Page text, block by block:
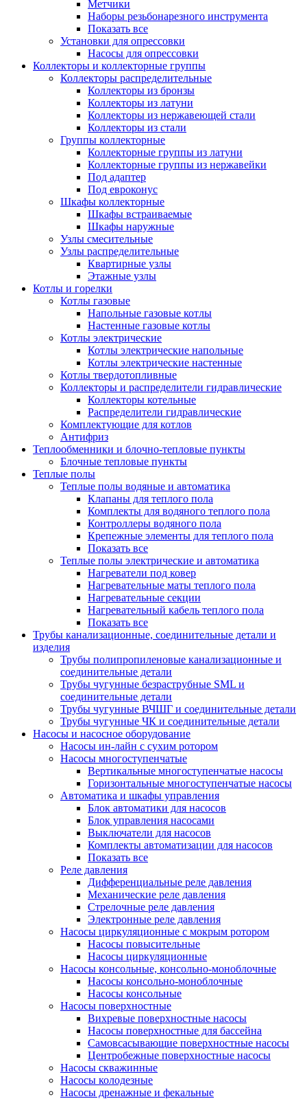
Метчики
Наборы резьбонарезного инструмента
Показать все
Установки для опрессовки
Насосы для опрессовки
Коллекторы и коллекторные группы
Коллекторы распределительные
Коллекторы из бронзы
Коллекторы из латуни
Коллекторы из нержавеющей стали
Коллекторы из стали
Группы коллекторные
Коллекторные группы из латуни
Коллекторные группы из нержавейки
Под адаптер
Под евроконус
Шкафы коллекторные
Шкафы встраиваемые
Шкафы наружные
Узлы смесительные
Узлы распределительные
Квартирные узлы
Этажные узлы
Котлы и горелки
Котлы газовые
Напольные газовые котлы
Настенные газовые котлы
Котлы электрические
Котлы электрические напольные
Котлы электрические настенные
Котлы твердотопливные
Коллекторы и распределители гидравлические
Коллекторы котельные
Распределители гидравлические
Комплектующие для котлов
Антифриз
Теплообменники и блочно-тепловые пункты
Блочные тепловые пункты
Теплые полы
Теплые полы водяные и автоматика
Клапаны для теплого пола
Комплекты для водяного теплого пола
Контроллеры водяного пола
Крепежные элементы для теплого пола
Показать все
Теплые полы электрические и автоматика
Нагреватели под ковер
Нагревательные маты теплого пола
Нагревательные секции
Нагревательный кабель теплого пола
Показать все
Трубы канализационные, соединительные детали и
изделия
Трубы полипропиленовые канализационные и
соединительные детали
Трубы чугунные безраструбные SML и
соединительные детали
Трубы чугунные ВЧШГ и соединительные детали
Трубы чугунные ЧК и соединительные детали
Насосы и насосное оборудование
Насосы ин-лайн с сухим ротором
Насосы многоступенчатые
Вертикальные многоступенчатые насосы
Горизонтальные многоступенчатые насосы
Автоматика и шкафы управления
Блок автоматики для насосов
Блок управления насосами
Выключатели для насосов
Комплекты автоматизации для насосов
Показать все
Реле давления
Дифференциальные реле давления
Механические реле давления
Стрелочные реле давления
Электронные реле давления
Насосы циркуляционные с мокрым ротором
Насосы повысительные
Насосы циркуляционные
Насосы консольные, консольно-моноблочные
Насосы консольно-моноблочные
Насосы консольные
Насосы поверхностные
Вихревые поверхностные насосы
Насосы поверхностные для бассейна
Самовсасывающие поверхностные насосы
Центробежные поверхностные насосы
Насосы скважинные
Насосы колодезные
Насосы дренажные и фекальные